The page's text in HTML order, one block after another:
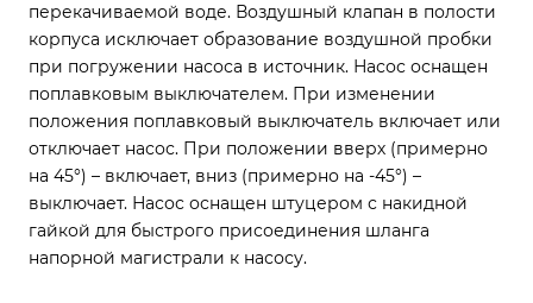
перекачиваемой воде. Воздушный клапан в полости
корпуса исключает образование воздушной пробки
при погружении насоса в источник. Насос оснащен
поплавковым выключателем. При изменении
положения поплавковый выключатель включает или
отключает насос. При положении вверх (примерно
на 45°) – включает, вниз (примерно на -45°) –
выключает. Насос оснащен штуцером с накидной
гайкой для быстрого присоединения шланга
напорной магистрали к насосу.